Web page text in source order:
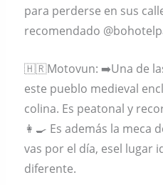
para perderse en sus
recomendado
🇭🇷Motovun: ➡️Una de
este pueblo medieval
colina. Es peatonal y
👩‍🍳 Es además la meca
vas por el día, esel lugar
diferente.